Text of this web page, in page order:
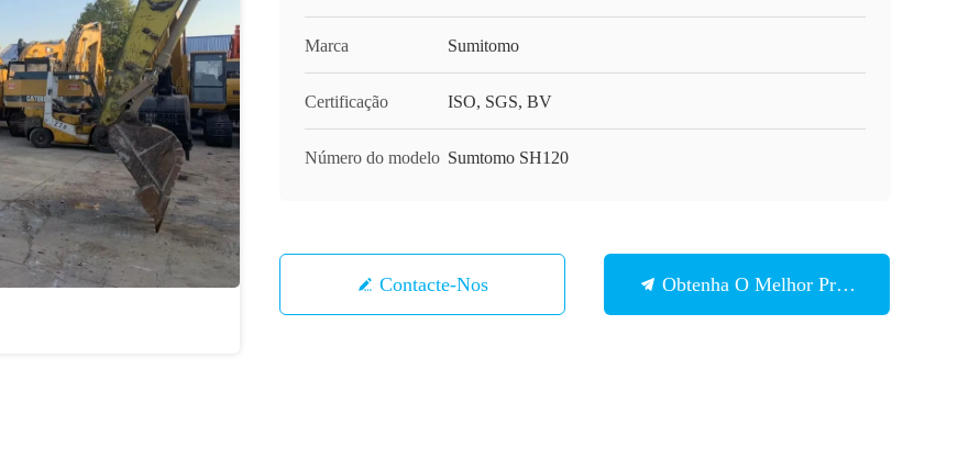
Marca Sumitomo
Certificação ISO, SGS, BV
Número do modelo Sumtomo SH120
Contacte-Nos Obtenha O Melhor Preço